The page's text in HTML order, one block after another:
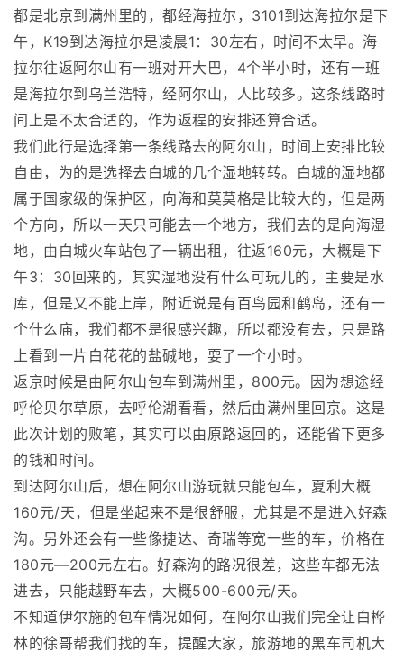
都是北京到满州里的，都经海拉尔，3101到达海拉尔是下
午，K19到达海拉尔是凌晨1：30左右，时间不太早。海
拉尔往返阿尔山有一班对开大巴，4个半小时，还有一班
是海拉尔到乌兰浩特，经阿尔山，人比较多。这条线路时
间上是不太合适的，作为返程的安排还算合适。
我们此行是选择第一条线路去的阿尔山，时间上安排比较
自由，为的是选择去白城的几个湿地转转。白城的湿地都
属于国家级的保护区，向海和莫莫格是比较大的，但是两
个方向，所以一天只可能去一个地方，我们去的是向海湿
地，由白城火车站包了一辆出租，往返160元，大概是下
午3：30回来的，其实湿地没有什么可玩儿的，主要是水
库，但是又不能上岸，附近说是有百鸟园和鹤岛，还有一
个什么庙，我们都不是很感兴趣，所以都没有去，只是路
上看到一片白花花的盐碱地，耍了一个小时。
返京时候是由阿尔山包车到满州里，800元。因为想途经
呼伦贝尔草原，去呼伦湖看看，然后由满州里回京。这是
此次计划的败笔，其实可以由原路返回的，还能省下更多
的钱和时间。
到达阿尔山后，想在阿尔山游玩就只能包车，夏利大概
160元/天，但是坐起来不是很舒服，尤其是不是进入好森
沟。另外还会有一些像捷达、奇瑞等宽一些的车，价格在
180元—200元左右。好森沟的路况很差，这些车都无法
进去，只能越野车去，大概500-600元/天。
不知道伊尔施的包车情况如何，在阿尔山我们完全让白桦
林的徐哥帮我们找的车，提醒大家，旅游地的黑车司机大